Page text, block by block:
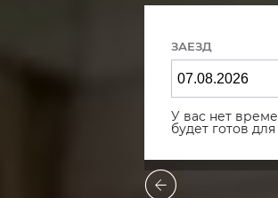
ЗАЕЗД
У вас нет
будет готов